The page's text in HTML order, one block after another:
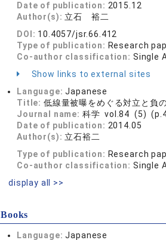
Date of publication: 2015.12
Author(s): 立石 裕二
DOI: 10.4057/jsr.66.412
Type of publication: Research
Co-author classification: Single
Show links to external sites
Language:Japanese
Title: 低線量被曝をめぐる対立と負
Journal name: 科学 vol.84 (5)
Date of publication: 2014.05
Author(s): 立石裕二
Type of publication: Research
Co-author classification: Single
display all >>
Books
Language:Japanese